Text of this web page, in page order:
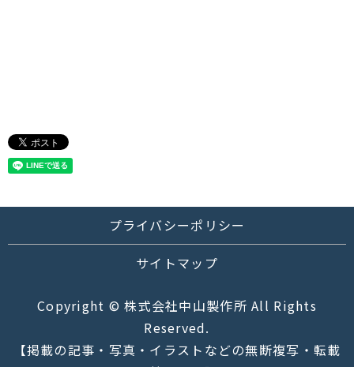
プライバシーポリシー
サイトマップ
Copyright © 株式会社中山製作所 All Rights
Reserved.
【掲載の記事・写真・イラストなどの無断複写・転載